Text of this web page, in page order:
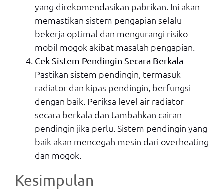
yang direkomendasikan pabrikan. Ini akan
memastikan sistem pengapian selalu
bekerja optimal dan mengurangi risiko
mobil mogok akibat masalah pengapian.
Cek Sistem Pendingin Secara Berkala
Pastikan sistem pendingin, termasuk
radiator dan kipas pendingin, berfungsi
dengan baik. Periksa level air radiator
secara berkala dan tambahkan cairan
pendingin jika perlu. Sistem pendingin yang
baik akan mencegah mesin dari overheating
dan mogok.
Kesimpulan